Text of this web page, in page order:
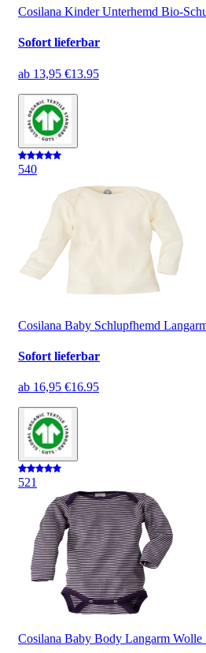
Cosilana Kinder Unterhemd Bio-
Sofort lieferbar
ab 13,95 €13.95
540
Cosilana Baby Schlupfhemd
Sofort lieferbar
ab 16,95 €16.95
521
Cosilana Baby Body Langarm Wolle